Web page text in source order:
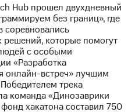
Hub прошел двухдневный
без границ», где
соревновались
которые помогут
с особыми
«Разработка
онлайн-встреч» лучшим
трека
команда «Динозаврики
хакатона составил 750